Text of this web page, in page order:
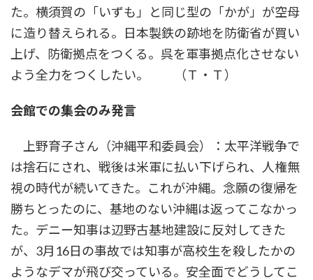
た。横須賀の「いずも」と同じ型の「かが」が空母
に造り替えられる。日本製鉄の跡地を防衛省が買い
上げ、防衛拠点をつくる。呉を軍事拠点化させない
よう全力をつくしたい。 （Ｔ・Ｔ）
会館での集会のみ発言
上野育子さん（沖縄平和委員会）：太平洋戦争で
は捨石にされ、戦後は米軍に払い下げられ、人権無
視の時代が続いてきた。これが沖縄。念願の復帰を
勝ちとったのに、基地のない沖縄は返ってこなかっ
た。デニー知事は辺野古基地建設に反対してきた
が、3月16日の事故では知事が高校生を殺したかの
ようなデマが飛び交っている。安全面でどうしてこ